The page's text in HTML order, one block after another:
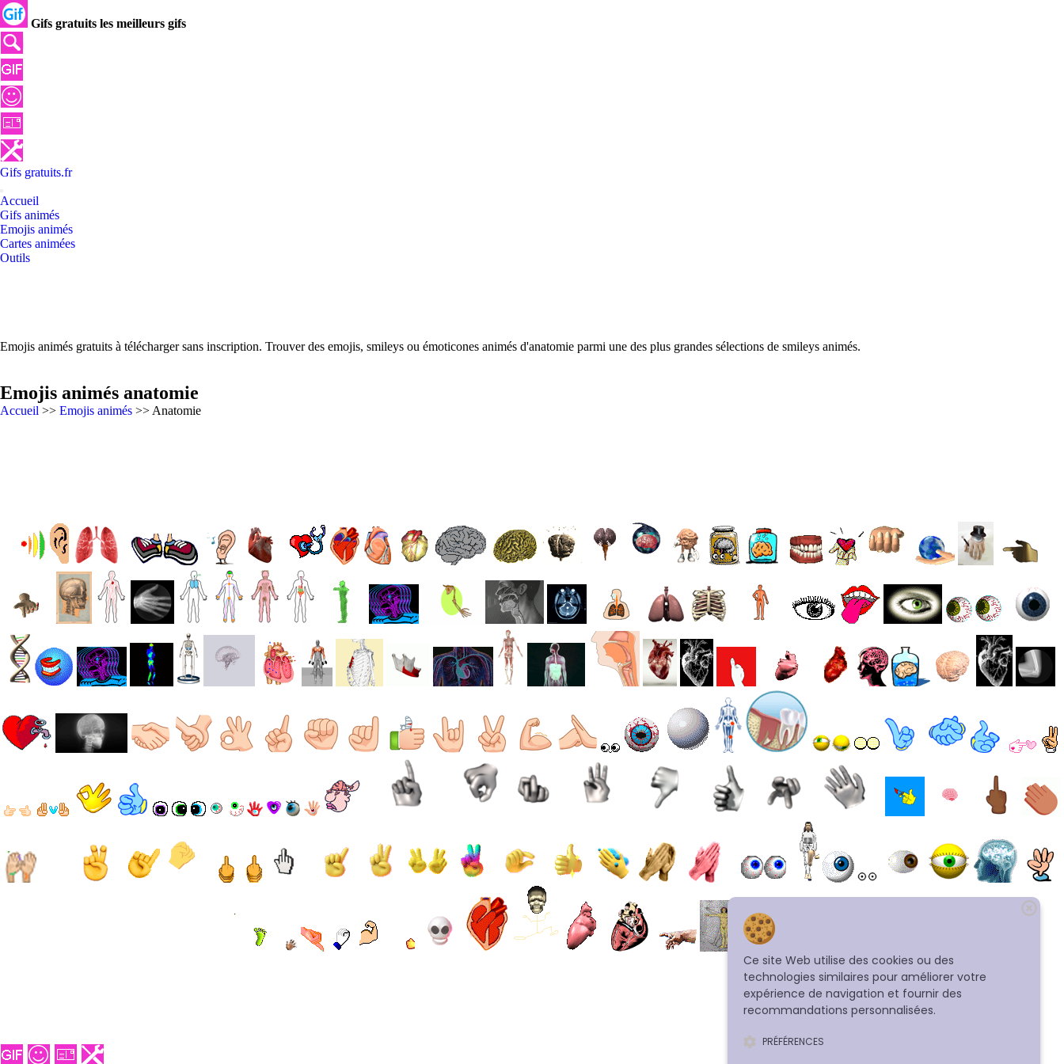
Gifs gratuits les meilleurs gifs
Gifs gratuits.fr
Accueil
Gifs animés
Emojis animés
Cartes animées
Outils
Emojis animés gratuits à télécharger sans inscription. Trouver des emojis, smileys ou émoticones animés d'anatomie parmi une des plus grandes sélections de smileys animés.
Emojis animés anatomie
Accueil >> Emojis animés >> Anatomie
Ce site Web utilise des cookies ou des
technologies similaires pour améliorer votre
expérience de navigation et fournir des
recommandations personnalisées.
PRÉFÉRENCES